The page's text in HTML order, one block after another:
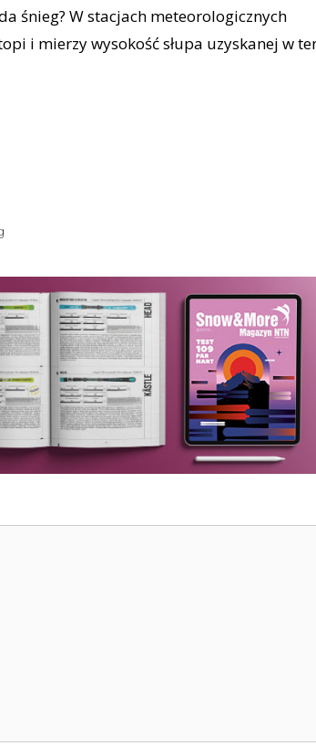
śnieg? W stacjach meteorologicznych
i mierzy wysokość słupa uzyskanej w